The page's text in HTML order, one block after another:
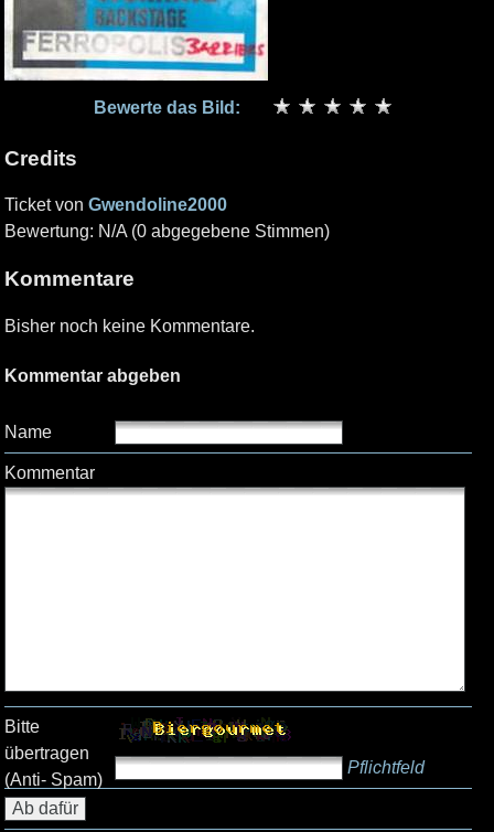
Bewerte das Bild:
Credits
Ticket von Gwendoline2000
Bewertung: N/A (0 abgegebene Stimmen)
Kommentare
Bisher noch keine Kommentare.
Kommentar abgeben
Name
Kommentar
Bitte
übertragen
(Anti- Spam)
Pflichtfeld